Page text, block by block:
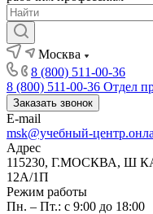
Москва
8 (800) 511-00-36
8 (800) 511-00-36 Отдел
Заказать звонок
E-mail
msk@учебный-
Адрес
115230, Г.МОСКВА, Ш
12А/1П
Режим работы
Пн. – Пт.: с 9:00 до 18:00